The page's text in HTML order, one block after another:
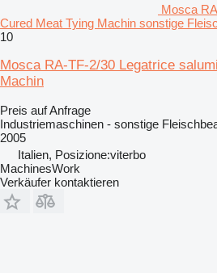
Mosca
Cured Meat Tying Machin sonstige
10
Mosca RA-TF-2/30 Legatrice
Machin
Preis auf Anfrage
Industriemaschinen - sonstige
2005
Italien, Posizione:viterbo
MachinesWork
Verkäufer kontaktieren